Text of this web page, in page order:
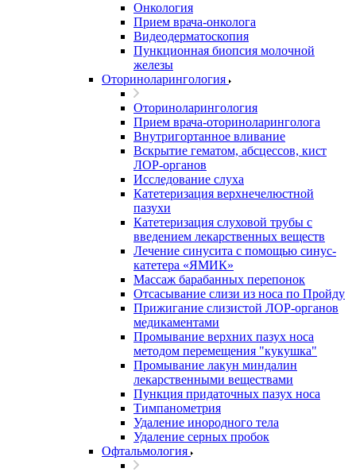
Онкология
Прием врача-онколога
Видеодерматоскопия
Пункционная биопсия молочной
железы
Оториноларингология
Оториноларингология
Прием врача-оториноларинголога
Внутригортанное вливание
Вскрытие гематом, абсцессов, кист
ЛОР-органов
Исследование слуха
Катетеризация верхнечелюстной
пазухи
Катетеризация слуховой трубы с
введением лекарственных веществ
Лечение синусита с помощью синус-
катетера «ЯМИК»
Массаж барабанных перепонок
Отсасывание слизи из носа по Пройду
Прижигание слизистой ЛОР-органов
медикаментами
Промывание верхних пазух носа
методом перемещения "кукушка"
Промывание лакун миндалин
лекарственными веществами
Пункция придаточных пазух носа
Тимпанометрия
Удаление инородного тела
Удаление серных пробок
Офтальмология